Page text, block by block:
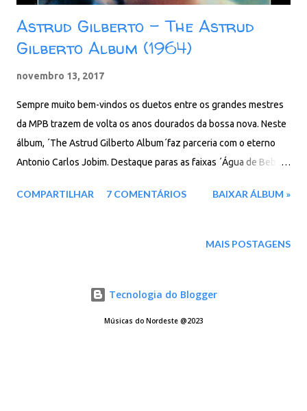
Astrud Gilberto - The Astrud
Gilberto Album (1964)
novembro 13, 2017
Sempre muito bem-vindos os duetos entre os grandes mestres
da MPB trazem de volta os anos dourados da bossa nova. Neste
álbum, ´The Astrud Gilberto Album´faz parceria com o eterno
Antonio Carlos Jobim. Destaque paras as faixas ´Água de Beber´,
Loved 02. Áqua De Beber 03. Meditation 04. And Roses And
08. Photograph 09. Dreamer 10. Só Tinha De Ser Com Você 11.
COMPARTILHAR 7 COMENTÁRIOS BAIXAR ÁLBUM »
MAIS POSTAGENS
Tecnologia do Blogger
Músicas do Nordeste @2023